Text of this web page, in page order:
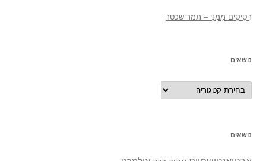
רְסִיסִים מִמֶנִי – תמר שכטר
נושאים
נושאים
נושאים